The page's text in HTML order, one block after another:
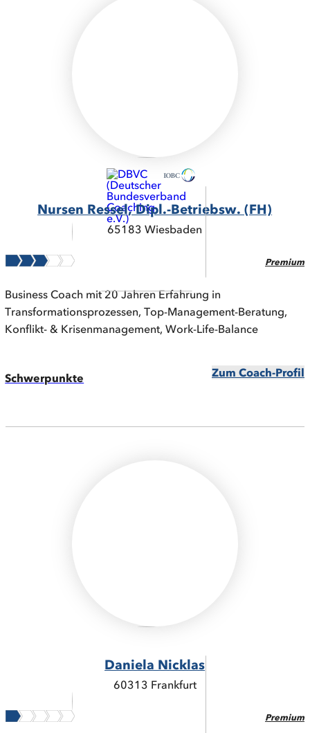
Nursen Ressel, Dipl.-Betriebsw. (FH)
65183 Wiesbaden
Premium
Business Coach mit 20 Jahren Erfahrung in
Transformationsprozessen, Top-Management-Beratung,
Konflikt- & Krisenmanagement, Work-Life-Balance
Schwerpunkte Zum Coach-Profil
Daniela Nicklas
60313 Frankfurt
Premium